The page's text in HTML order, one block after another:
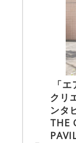
「
クリ
ンタ
THE